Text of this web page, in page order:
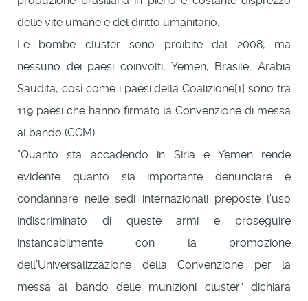
delle vite umane e del diritto umanitario.
Le bombe cluster sono proibite dal 2008, ma
nessuno dei paesi coinvolti, Yemen, Brasile, Arabia
Saudita, così come i paesi della Coalizione[1] sono tra
119 paesi che hanno firmato la Convenzione di messa
al bando (CCM).
“Quanto sta accadendo in Siria e Yemen rende
evidente quanto sia importante denunciare e
condannare nelle sedi internazionali preposte l’uso
indiscriminato di queste armi e proseguire
instancabilmente con la promozione
dell’Universalizzazione della Convenzione per la
messa al bando delle munizioni cluster” dichiara